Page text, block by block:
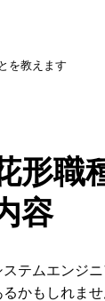
を教えます
形職
容
ステムエンジ
るかもしれま